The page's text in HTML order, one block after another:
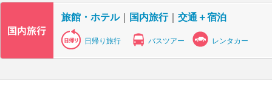
旅館・ホテル｜ 国内旅行｜ 交通＋宿泊
日帰り旅行 バスツアー レンタカー